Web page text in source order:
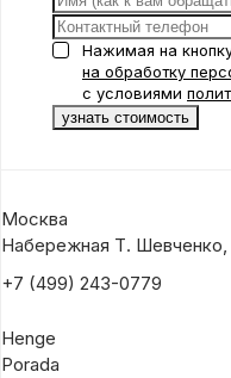
Нажимая на
на обработку
с условиями
Москва
Набережная Т. Шевченко,
+7 (499) 243-0779
Henge
Porada